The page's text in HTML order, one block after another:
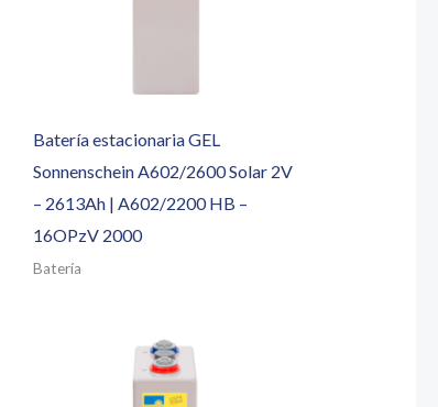
Batería estacionaria GEL
Sonnenschein A602/2600 Solar 2V
– 2613Ah | A602/2200 HB –
16OPzV 2000
Batería